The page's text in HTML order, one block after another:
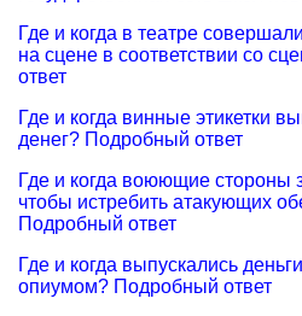
Где и когда в театре
на сцене в соответствии со
ответ
Где и когда винные этикетки
денег? Подробный ответ
Где и когда воюющие стороны
чтобы истребить атакующих
Подробный ответ
Где и когда выпускались
опиумом? Подробный ответ